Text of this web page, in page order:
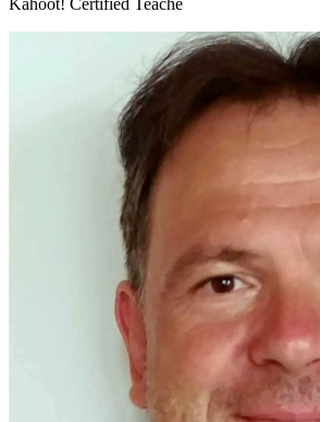
Kahoot! Certified Teache